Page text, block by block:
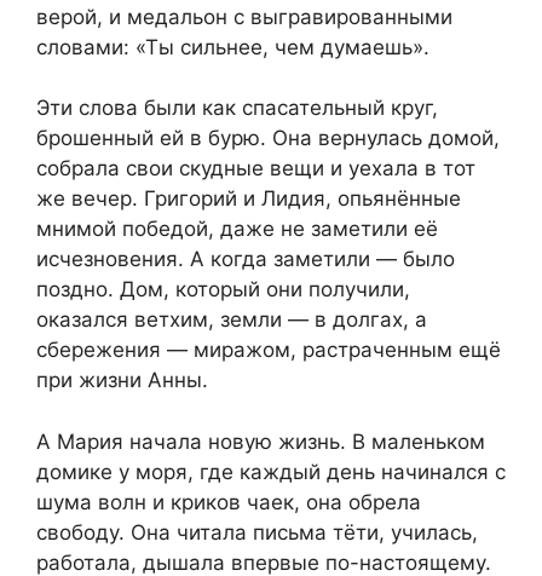
верой, и медальон с выгравированными
словами: «Ты сильнее, чем думаешь».
Эти слова были как спасательный круг,
брошенный ей в бурю. Она вернулась домой,
собрала свои скудные вещи и уехала в тот
же вечер. Григорий и Лидия, опьянённые
мнимой победой, даже не заметили её
исчезновения. А когда заметили — было
поздно. Дом, который они получили,
оказался ветхим, земли — в долгах, а
сбережения — миражом, растраченным ещё
при жизни Анны.
А Мария начала новую жизнь. В маленьком
домике у моря, где каждый день начинался с
шума волн и криков чаек, она обрела
свободу. Она читала письма тёти, училась,
работала, дышала впервые по-настоящему.